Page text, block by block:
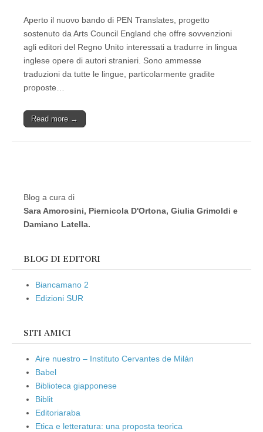
Aperto il nuovo bando di PEN Translates, progetto
sostenuto da Arts Council England che offre sovvenzioni
agli editori del Regno Unito interessati a tradurre in lingua
inglese opere di autori stranieri. Sono ammesse
traduzioni da tutte le lingue, particolarmente gradite
proposte…
Read more →
Blog a cura di
Sara Amorosini, Piernicola D'Ortona, Giulia Grimoldi e
Damiano Latella.
BLOG DI EDITORI
Biancamano 2
Edizioni SUR
SITI AMICI
Aire nuestro – Instituto Cervantes de Milán
Babel
Biblioteca giapponese
Biblit
Editoriaraba
Etica e letteratura: una proposta teorica